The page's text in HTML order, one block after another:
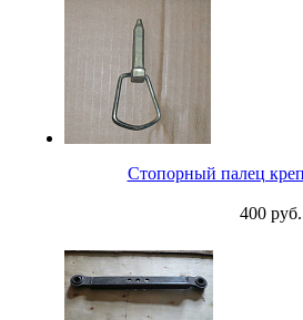
Стопорный палец
400 руб.